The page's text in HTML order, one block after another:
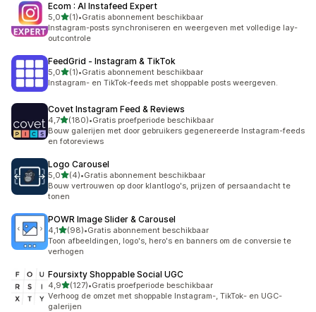
Ecom : AI Instafeed Expert
5,0van 5 sterren
(1)
1 recensies in totaal
•Gratis abonnement beschikbaar
Instagram-posts synchroniseren en weergeven met volledige lay-
outcontrole
FeedGrid ‑ Instagram & TikTok
5,0van 5 sterren
(1)
1 recensies in totaal
•Gratis abonnement beschikbaar
Instagram- en TikTok-feeds met shoppable posts weergeven.
Covet Instagram Feed & Reviews
4,7van 5 sterren
(180)
180 recensies in totaal
•Gratis proefperiode beschikbaar
Bouw galerijen met door gebruikers gegenereerde Instagram-feeds
en fotoreviews
Logo Carousel
5,0van 5 sterren
(4)
4 recensies in totaal
•Gratis abonnement beschikbaar
Bouw vertrouwen op door klantlogo's, prijzen of persaandacht te
tonen
POWR Image Slider & Carousel
4,1van 5 sterren
(98)
98 recensies in totaal
•Gratis abonnement beschikbaar
Toon afbeeldingen, logo's, hero's en banners om de conversie te
verhogen
Foursixty Shoppable Social UGC
4,9van 5 sterren
(127)
127 recensies in totaal
•Gratis proefperiode beschikbaar
Verhoog de omzet met shoppable Instagram-, TikTok- en UGC-
galerijen